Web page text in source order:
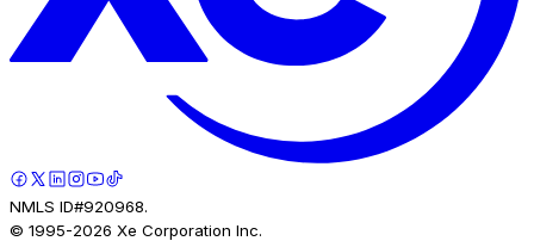
NMLS ID#920968.
© 1995-2026 Xe Corporation Inc.